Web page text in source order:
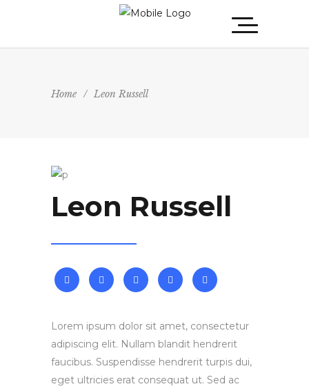
Home / Leon Russell
Leon Russell
Lorem ipsum dolor sit amet, consectetur
adipiscing elit. Nullam blandit hendrerit
faucibus. Suspendisse hendrerit turpis dui,
eget ultricies erat consequat ut. Sed ac